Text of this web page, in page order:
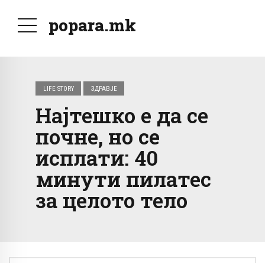
popara.mk
LIFE STORY ЗДРАВЈЕ
Најтешко е да се
почне, но се
исплати: 40
минути пилатес
за целото тело